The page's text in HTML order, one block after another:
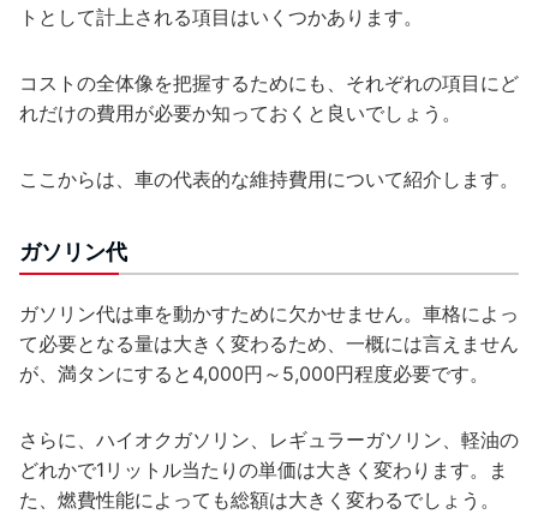
トとして計上される項目はいくつかあります。
コストの全体像を把握するためにも、それぞれの項目にど
れだけの費用が必要か知っておくと良いでしょう。
ここからは、車の代表的な維持費用について紹介します。
ガソリン代
ガソリン代は車を動かすために欠かせません。車格によっ
て必要となる量は大きく変わるため、一概には言えません
が、満タンにすると4,000円～5,000円程度必要です。
さらに、ハイオクガソリン、レギュラーガソリン、軽油の
どれかで1リットル当たりの単価は大きく変わります。ま
た、燃費性能によっても総額は大きく変わるでしょう。